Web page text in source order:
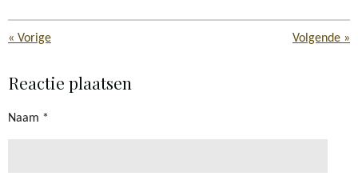
i
n
:
0
e e
r
e
r
r
r
m
« Vorige Volgende »
Reactie plaatsen
Naam *